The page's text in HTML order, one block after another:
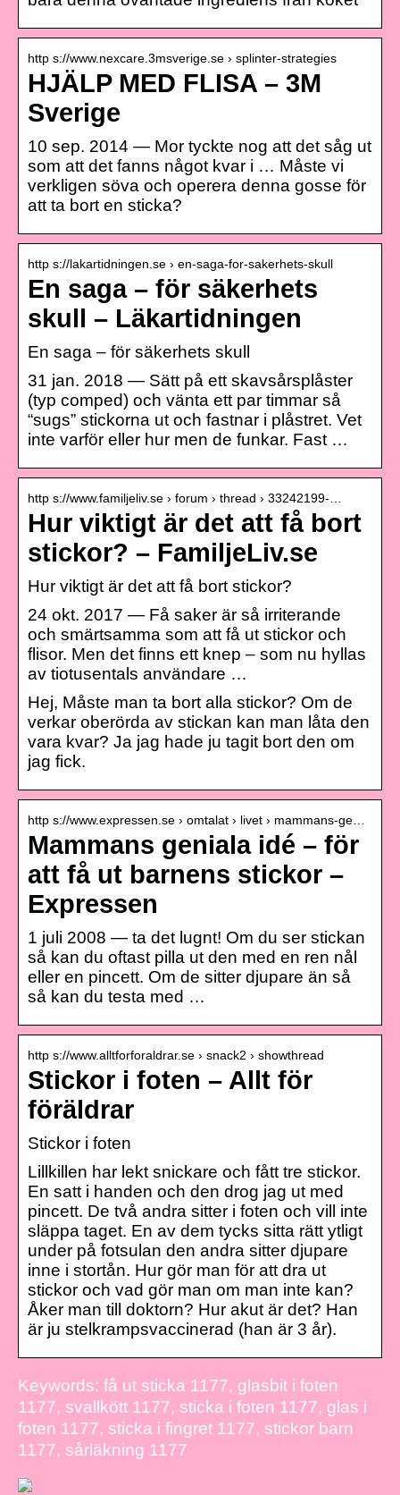
http s://www.nexcare.3msverige.se › splinter-strategies
HJÄLP MED FLISA – 3M
Sverige
10 sep. 2014 — Mor tyckte nog att det såg ut
som att det fanns något kvar i … Måste vi
verkligen söva och operera denna gosse för
att ta bort en sticka?
http s://lakartidningen.se › en-saga-for-sakerhets-skull
En saga – för säkerhets
skull – Läkartidningen
En saga – för säkerhets skull
31 jan. 2018 — Sätt på ett skavsårsplåster
(typ comped) och vänta ett par timmar så
“sugs” stickorna ut och fastnar i plåstret. Vet
inte varför eller hur men de funkar. Fast …
http s://www.familjeliv.se › forum › thread › 33242199-…
Hur viktigt är det att få bort
stickor? – FamiljeLiv.se
Hur viktigt är det att få bort stickor?
24 okt. 2017 — Få saker är så irriterande
och smärtsamma som att få ut stickor och
flisor. Men det finns ett knep – som nu hyllas
av tiotusentals användare …
Hej, Måste man ta bort alla stickor? Om de
verkar oberörda av stickan kan man låta den
vara kvar? Ja jag hade ju tagit bort den om
jag fick.
http s://www.expressen.se › omtalat › livet › mammans-ge…
Mammans geniala idé – för
att få ut barnens stickor –
Expressen
1 juli 2008 — ta det lugnt! Om du ser stickan
så kan du oftast pilla ut den med en ren nål
eller en pincett. Om de sitter djupare än så
så kan du testa med …
http s://www.alltforforaldrar.se › snack2 › showthread
Stickor i foten – Allt för
föräldrar
Stickor i foten
Lillkillen har lekt snickare och fått tre stickor.
En satt i handen och den drog jag ut med
pincett. De två andra sitter i foten och vill inte
släppa taget. En av dem tycks sitta rätt ytligt
under på fotsulan den andra sitter djupare
inne i stortån. Hur gör man för att dra ut
stickor och vad gör man om man inte kan?
Åker man till doktorn? Hur akut är det? Han
är ju stelkrampsvaccinerad (han är 3 år).
Keywords: få ut sticka 1177, glasbit i foten
1177, svallkött 1177, sticka i foten 1177, glas i
foten 1177, sticka i fingret 1177, stickor barn
1177, sårläkning 1177